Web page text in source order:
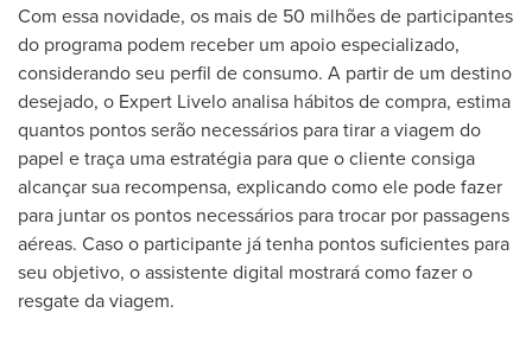
Com essa novidade, os mais de 50 milhões de participantes
do programa podem receber um apoio especializado,
considerando seu perfil de consumo. A partir de um destino
desejado, o Expert Livelo analisa hábitos de compra, estima
quantos pontos serão necessários para tirar a viagem do
papel e traça uma estratégia para que o cliente consiga
alcançar sua recompensa, explicando como ele pode fazer
para juntar os pontos necessários para trocar por passagens
aéreas. Caso o participante já tenha pontos suficientes para
seu objetivo, o assistente digital mostrará como fazer o
resgate da viagem.